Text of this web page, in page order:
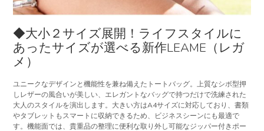
◆大小２サイズ展開！ライフスタイルに
あったサイズが選べる新作LEAME（レガ
メ）
ユニークなデザインと機能性を兼ね備えたトートバッグ。上質なシボ型押
しレザーの風合いが美しい、エレガントなバッグで持つだけで洗練された
大人のスタイルを演出します。大きい方はA4サイズに対応しており、書類
やタブレットもスマートに収納できるため、ビジネスシーンにも最適で
す。機能面では、貴重品の整理に便利な取り外し可能なジッパー付きポー